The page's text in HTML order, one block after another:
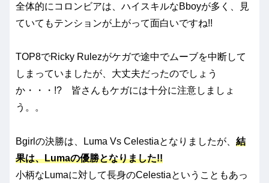
全体的にコロンビアは、ハイスキルなBboyが多く、見
ていてもテンションが上がって面白いですね!!
TOP8でRicky Rulezがケガで途中でムーブを中断して
しまっていましたが、大丈夫だったのでしょう
か・・・!? 皆さんもケガには十分に注意しましょ
う。。
Bgirlの決勝は、Luma Vs Celestiaとなりましたが、 結
果は、Lumaの優勝となりました!!
小柄なLumaに対して長身のCelestiaということもあっ